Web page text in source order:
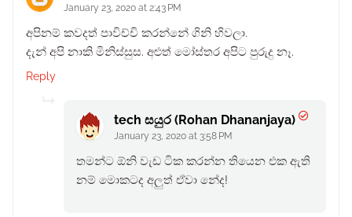
January 23, 2020 at 2:43 PM
අපිනම් කවදත් පාවිච්චි කරන්නේ ගිනි හිවලා.
දැන් අපි නාකි මිනිස්සුස. අළුත් මෝස්තර අපිට පුරුදු නෑ.
Reply
tech සයුර (Rohan Dhananjaya)
January 23, 2020 at 3:58 PM
තමන්ට ඕනි වැඩ ටික කරන්න තියෙන එක ඇති
නම් මොකටද අලුත් ඒවා නේද!